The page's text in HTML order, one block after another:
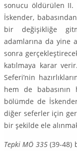
sonucu öldürülen II.
İskender,
bir değişikliğe
adamlarına da yine
sonra
katılmaya karar
Seferi’nin
hem de babasının
bölümde de
diğer seferler için
bir şekilde ele
Tepki MÖ 335(39-48)